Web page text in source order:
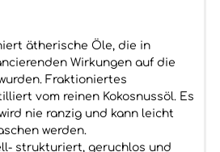
ätherische Öle, die in
Wirkungen auf die
Fraktioniertes
vom reinen Kokosnussöl. Es
nie ranzig und kann leicht
werden.
strukturiert, geruchlos und